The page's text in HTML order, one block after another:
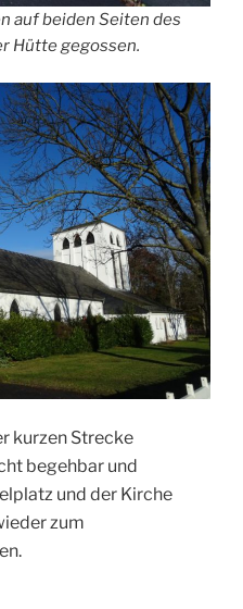
auf beiden Seiten des
Hütte gegossen.
kurzen Strecke
begehbar und
und der Kirche
zum